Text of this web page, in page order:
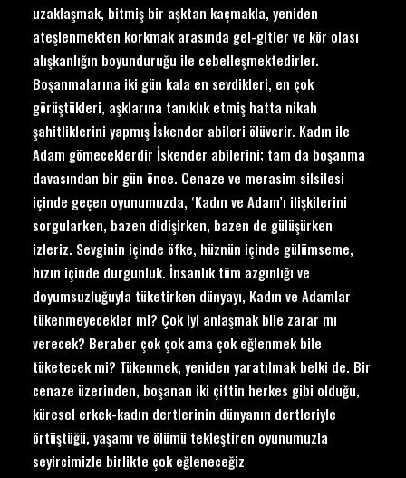
uzaklaşmak, bitmiş bir aşktan kaçmakla, yeniden
ateşlenmekten korkmak arasında gel-gitler ve kör olası
alışkanlığın boyunduruğu ile cebelleşmektedirler.
Boşanmalarına iki gün kala en sevdikleri, en çok
görüştükleri, aşklarına tanıklık etmiş hatta nikah
şahitliklerini yapmış İskender abileri ölüverir. Kadın ile
Adam gömeceklerdir İskender abilerini; tam da boşanma
davasından bir gün önce. Cenaze ve merasim silsilesi
içinde geçen oyunumuzda, ‘Kadın ve Adam’ı ilişkilerini
sorgularken, bazen didişirken, bazen de gülüşürken
izleriz. Sevginin içinde öfke, hüznün içinde gülümseme,
hızın içinde durgunluk. İnsanlık tüm azgınlığı ve
doyumsuzluğuyla tüketirken dünyayı, Kadın ve Adamlar
tükenmeyecekler mi? Çok iyi anlaşmak bile zarar mı
verecek? Beraber çok çok ama çok eğlenmek bile
tüketecek mi? Tükenmek, yeniden yaratılmak belki de. Bir
cenaze üzerinden, boşanan iki çiftin herkes gibi olduğu,
küresel erkek-kadın dertlerinin dünyanın dertleriyle
örtüştüğü, yaşamı ve ölümü tekleştiren oyunumuzla
seyircimizle birlikte çok eğleneceğiz